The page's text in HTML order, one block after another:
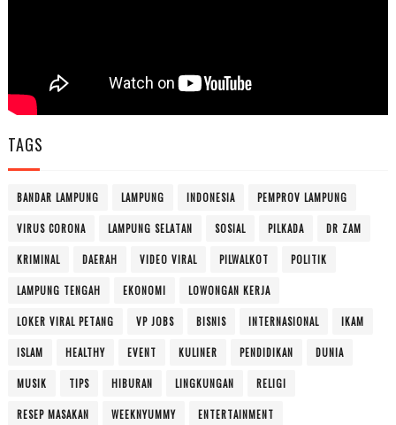
TAGS
BANDAR LAMPUNG LAMPUNG INDONESIA PEMPROV LAMPUNG
VIRUS CORONA LAMPUNG SELATAN SOSIAL PILKADA DR ZAM
KRIMINAL DAERAH VIDEO VIRAL PILWALKOT POLITIK
LAMPUNG TENGAH EKONOMI LOWONGAN KERJA
LOKER VIRAL PETANG VP JOBS BISNIS INTERNASIONAL IKAM
ISLAM HEALTHY EVENT KULINER PENDIDIKAN DUNIA
MUSIK TIPS HIBURAN LINGKUNGAN RELIGI
RESEP MASAKAN WEEKNYUMMY ENTERTAINMENT